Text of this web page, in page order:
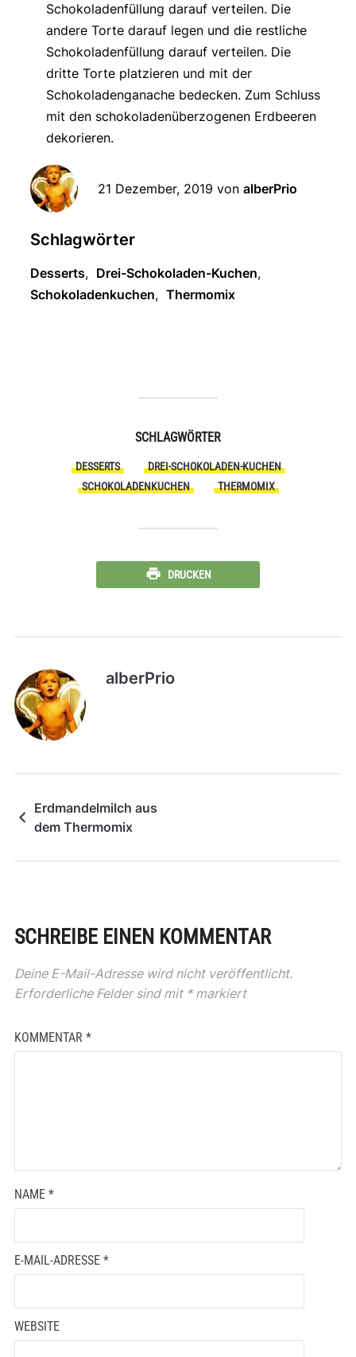
Schokoladenfüllung darauf verteilen. Die
andere Torte darauf legen und die restliche
Schokoladenfüllung darauf verteilen. Die
dritte Torte platzieren und mit der
Schokoladenganache bedecken. Zum Schluss
mit den schokoladenüberzogenen Erdbeeren
dekorieren.
21 Dezember, 2019 von alberPrio
Schlagwörter
Desserts, Drei-Schokoladen-Kuchen,
Schokoladenkuchen, Thermomix
SCHLAGWÖRTER
DESSERTS
DREI-SCHOKOLADEN-KUCHEN
SCHOKOLADENKUCHEN
THERMOMIX
DRUCKEN
alberPrio
Erdmandelmilch aus
dem Thermomix
SCHREIBE EINEN KOMMENTAR
Deine E-Mail-Adresse wird nicht veröffentlicht.
Erforderliche Felder sind mit *markiert
KOMMENTAR *
NAME *
E-MAIL-ADRESSE *
WEBSITE